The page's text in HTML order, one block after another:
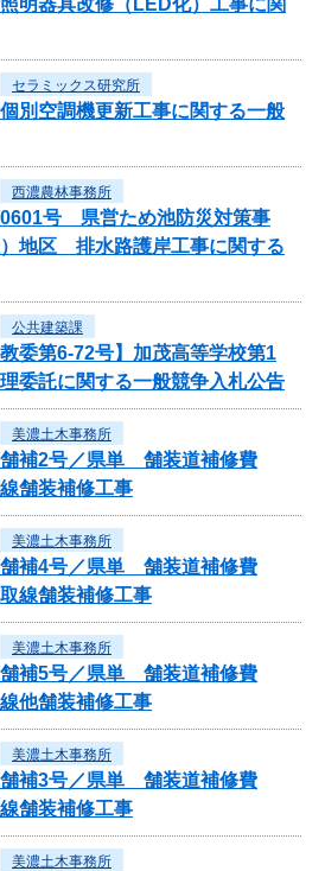
セラミックス研究所
別空調機更新工事に関する一般
西濃農林事務所
0601号 県営ため池防災対策事
地区 排水路護岸工事に関する
公共建築課
委第6-72号】加茂高等学校第1
委託に関する一般競争入札公告
美濃土木事務所
舗補2号／県単 舗装道補修費
舗装補修工事
美濃土木事務所
舗補4号／県単 舗装道補修費
線舗装補修工事
美濃土木事務所
舗補5号／県単 舗装道補修費
他舗装補修工事
美濃土木事務所
舗補3号／県単 舗装道補修費
舗装補修工事
美濃土木事務所